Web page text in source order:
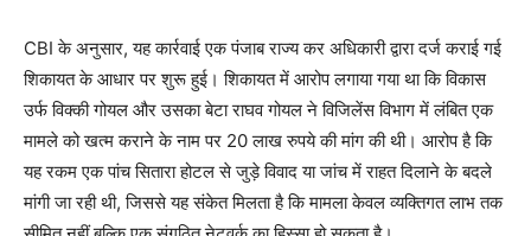
CBI के अनुसार, यह कार्रवाई एक पंजाब राज्य कर अधिकारी द्वारा दर्ज कराई गई
शिकायत के आधार पर शुरू हुई। शिकायत में आरोप लगाया गया था कि विकास
उर्फ विक्की गोयल और उसका बेटा राघव गोयल ने विजिलेंस विभाग में लंबित एक
मामले को खत्म कराने के नाम पर 20 लाख रुपये की मांग की थी। आरोप है कि
यह रकम एक पांच सितारा होटल से जुड़े विवाद या जांच में राहत दिलाने के बदले
मांगी जा रही थी, जिससे यह संकेत मिलता है कि मामला केवल व्यक्तिगत लाभ तक